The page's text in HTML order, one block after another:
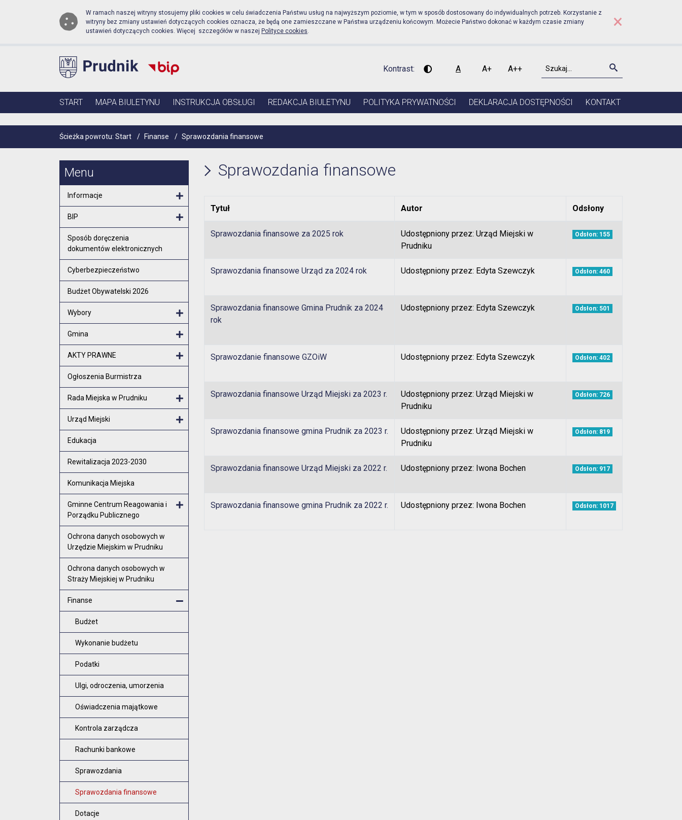
Biuletyn Informacji Publicznej Urząd Miejski w Prudniku - Sprawozdania
Przejdź do menu głównego
Przejdź do głównej zawartościW ramach naszej witryny stosujemy pliki cookies w celu świadczenia Państwu usług na najwyższym poziomie, w tym w sposób dostosowany do indywidualnych potrzeb. Korzystanie z
witryny bez zmiany ustawień dotyczących cookies oznacza, że będą one zamieszczane w Państwa urządzeniu końcowym. Możecie Państwo dokonać w każdym czasie zmiany
ustawień dotyczących cookies. Więcej szczegółów w naszej Polityce cookies. ×
Kontrast:
Wysoki kontrast
A
Czcionka domyślna
A+
Czcionka średnia
A++
Czcionka duża
Szukaj Szukaj
Menu główne
START MAPA BIULETYNU INSTRUKCJA OBSŁUGI REDAKCJA BIULETYNU POLITYKA PRYWATNOŚCI DEKLARACJA DOSTĘPNOŚCI KONTAKT
Ścieżka powrotu: Start / Finanse / Sprawozdania finansowe
Menu
Informacje
Otwórz menu
BIP
Otwórz menu
Sposób doręczenia
dokumentów elektronicznych
Cyberbezpieczeństwo
Budżet Obywatelski 2026
Wybory
Gmina
AKTY PRAWNE
Ogłoszenia Burmistrza
Rada Miejska w Prudniku
Urząd Miejski
Otwórz menu
Edukacja
Rewitalizacja 2023-2030
Komunikacja Miejska
Gminne Centrum Reagowania i
Porządku Publicznego
Ochrona danych osobowych w
Urzędzie Miejskim w Prudniku
Ochrona danych osobowych w
Straży Miejskiej w Prudniku
Finanse
Budżet
Wykonanie budżetu
Podatki
Ulgi, odroczenia, umorzenia
Oświadczenia majątkowe
Kontrola zarządcza
Rachunki bankowe
Sprawozdania
Sprawozdania finansowe
Dotacje
Sprawozdania finansowe
Tytuł Autor Odsłony
Sprawozdania finansowe za 2025 rok
Udostępniony przez: Urząd Miejski w
Prudniku
Odsłon: 155
Sprawozdania finansowe Urząd za 2024 rok Udostępniony przez: Edyta Szewczyk Odsłon: 460
Sprawozdania finansowe Gmina Prudnik za 2024
rok
Udostępniony przez: Edyta Szewczyk Odsłon: 501
Sprawozdanie finansowe GZOiW Udostępniony przez: Edyta Szewczyk Odsłon: 402
Sprawozdania finansowe Urząd Miejski za 2023 r.
Udostępniony przez: Urząd Miejski w
Prudniku
Odsłon: 726
Sprawozdania finansowe gmina Prudnik za 2023 r.
Udostępniony przez: Urząd Miejski w
Prudniku
Odsłon: 819
Sprawozdania finansowe Urząd Miejski za 2022 r. Udostępniony przez: Iwona Bochen Odsłon: 917
Sprawozdania finansowe gmina Prudnik za 2022 r. Udostępniony przez: Iwona Bochen Odsłon: 1017